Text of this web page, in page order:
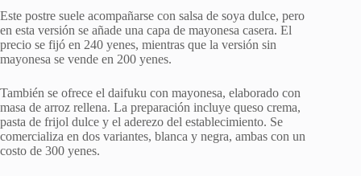
Este postre suele acompañarse con salsa de soya dulce, pero
en esta versión se añade una capa de mayonesa casera. El
precio se fijó en 240 yenes, mientras que la versión sin
mayonesa se vende en 200 yenes.
También se ofrece el daifuku con mayonesa, elaborado con
masa de arroz rellena. La preparación incluye queso crema,
pasta de frijol dulce y el aderezo del establecimiento. Se
comercializa en dos variantes, blanca y negra, ambas con un
costo de 300 yenes.